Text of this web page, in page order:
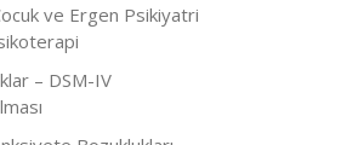
ve Ergen Psikiyatri
– DSM-IV